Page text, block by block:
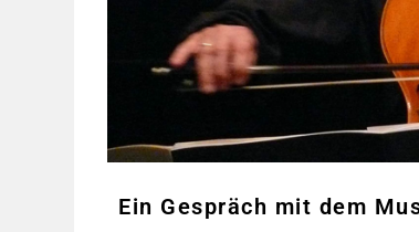
Ein Gespräch mit dem